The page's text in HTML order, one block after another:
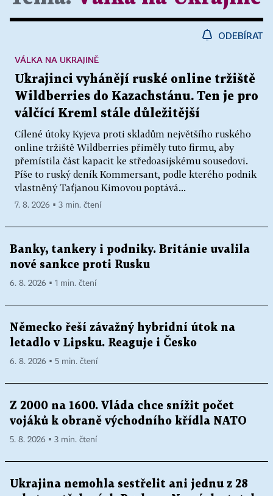
ODEBÍRAT
Ukrajinci vyhánějí ruské online tržiště
Wildberries do Kazachstánu. Ten je pro
válčící Kreml stále důležitější
Cílené útoky Kyjeva proti skladům největšího ruského
online tržiště Wildberries přiměly tuto firmu, aby
přemístila část kapacit ke středoasijskému sousedovi.
Píše to ruský deník Kommersant, podle kterého podnik
vlastněný Taťjanou Kimovou poptává...
VÁLKA NA UKRAJINĚ
7. 8. 2026 ▪ 3 min. čtení
Banky, tankery i podniky. Británie uvalila
nové sankce proti Rusku
6. 8. 2026 ▪ 1 min. čtení
Německo řeší závažný hybridní útok na
letadlo v Lipsku. Reaguje i Česko
6. 8. 2026 ▪ 5 min. čtení
Z 2000 na 1600. Vláda chce snížit počet
vojáků k obraně východního křídla NATO
5. 8. 2026 ▪ 3 min. čtení
Ukrajina nemohla sestřelit ani jednu z 28